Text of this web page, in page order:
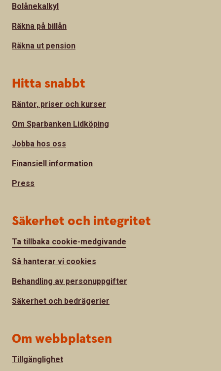
Bolånekalkyl
Räkna på billån
Räkna ut pension
Hitta snabbt
Räntor, priser och kurser
Om Sparbanken Lidköping
Jobba hos oss
Finansiell information
Press
Säkerhet och integritet
Ta tillbaka cookie-medgivande
Så hanterar vi cookies
Behandling av personuppgifter
Säkerhet och bedrägerier
Om webbplatsen
Tillgänglighet